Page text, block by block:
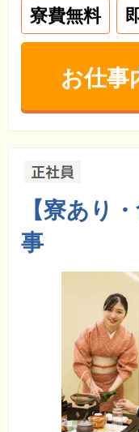
寮費無料
お仕事
【寮あり
事